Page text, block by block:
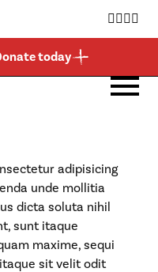
today
Twitter
adipisicing
unde mollitia
dicta soluta nihil
sunt itaque
maxime, sequi
itaque sit velit odit